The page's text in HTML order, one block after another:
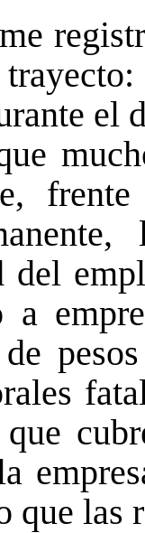
el
del
a
que las